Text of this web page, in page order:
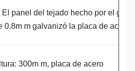
El panel del tejado hecho por el
0.8m m galvanizó la placa de acero.
300m m, placa de acero